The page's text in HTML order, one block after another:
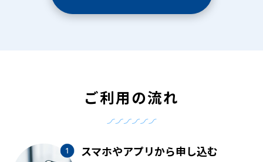
ご利用の流れ
スマホやアプリから申し込む